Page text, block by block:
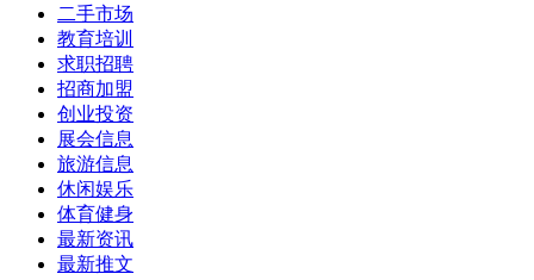
二手市场
教育培训
求职招聘
招商加盟
创业投资
展会信息
旅游信息
休闲娱乐
体育健身
最新资讯
最新推文